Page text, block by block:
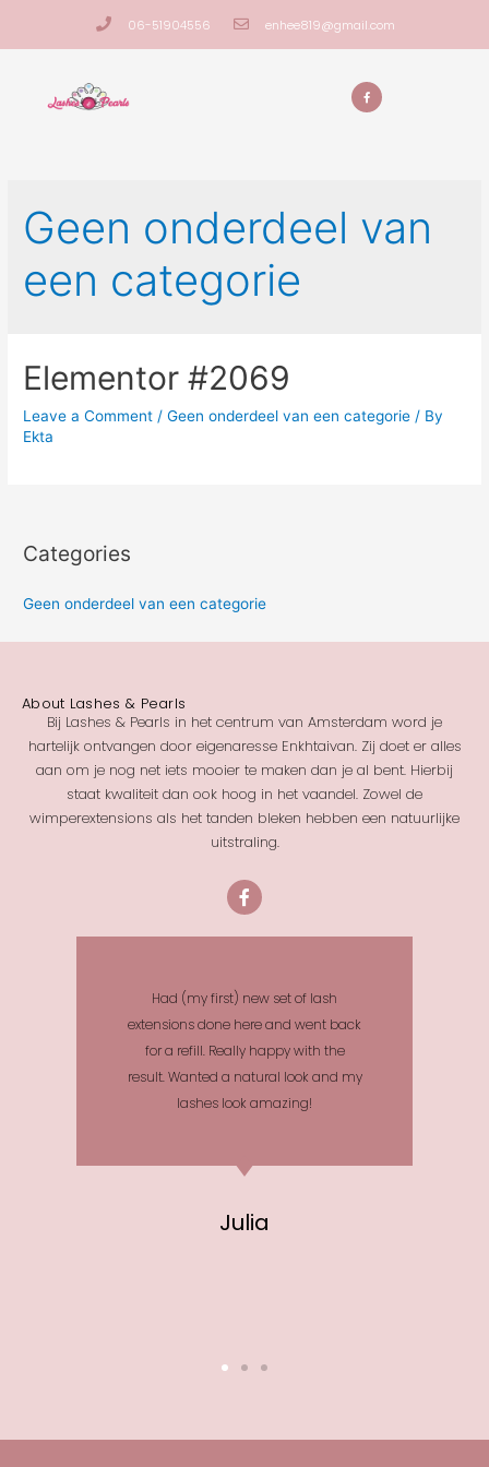
06-51904556 enhee819@gmail.com
Geen onderdeel van
een categorie
Elementor #2069
Leave a Comment /Geen onderdeel van een categorie / By
Ekta
Categories
Geen onderdeel van een categorie
About Lashes & Pearls
Bij Lashes & Pearls in het centrum van Amsterdam word je
hartelijk ontvangen door eigenaresse Enkhtaivan. Zij doet er alles
aan om je nog net iets mooier te maken dan je al bent. Hierbij
staat kwaliteit dan ook hoog in het vaandel. Zowel de
wimperextensions als het tanden bleken hebben een natuurlijke
uitstraling.
Had (my first) new set of lash
extensions done here and went back
for a refill. Really happy with the
result. Wanted a natural look and my
lashes look amazing!
Julia